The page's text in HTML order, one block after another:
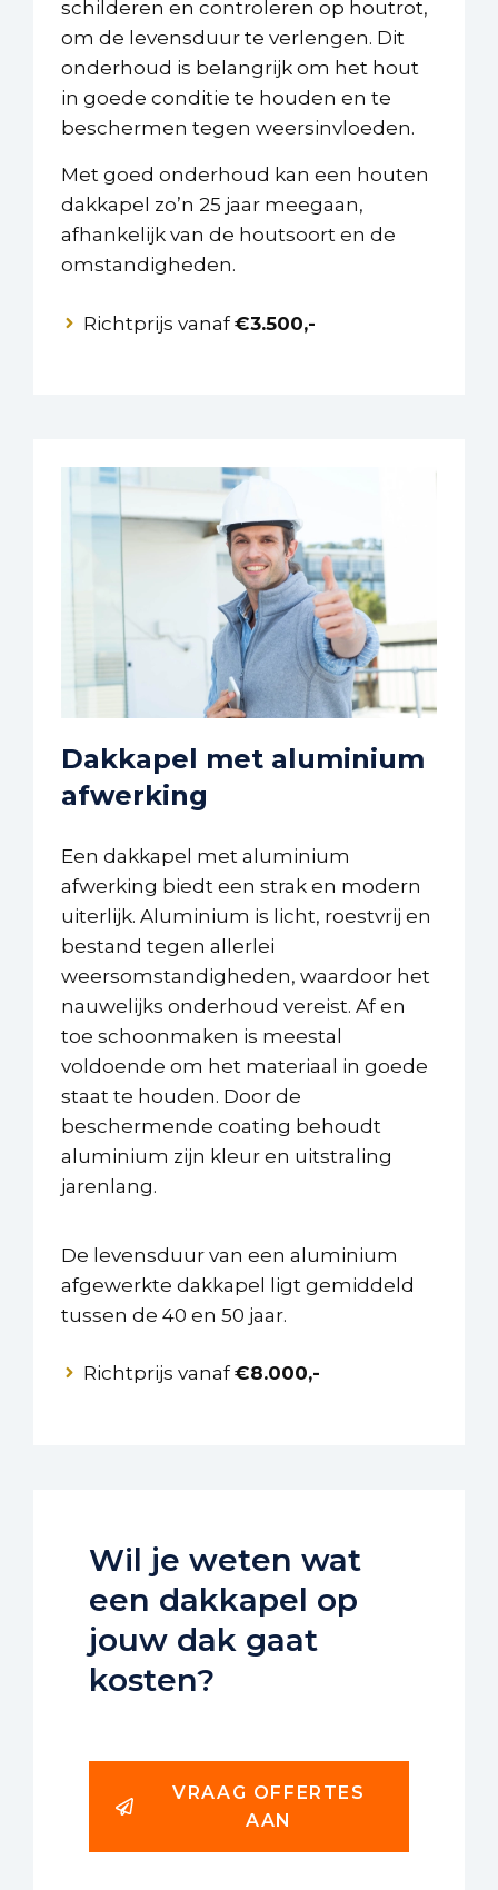
schilderen en controleren op houtrot,
om de levensduur te verlengen. Dit
onderhoud is belangrijk om het hout
in goede conditie te houden en te
beschermen tegen weersinvloeden.
Met goed onderhoud kan een houten
dakkapel zo’n 25 jaar meegaan,
afhankelijk van de houtsoort en de
omstandigheden.
Richtprijs vanaf€3.500,-
Dakkapel met aluminium
afwerking
Een dakkapel met aluminium
afwerking biedt een strak en modern
uiterlijk. Aluminium is licht, roestvrij en
bestand tegen allerlei
weersomstandigheden, waardoor het
nauwelijks onderhoud vereist. Af en
toe schoonmaken is meestal
voldoende om het materiaal in goede
staat te houden. Door de
beschermende coating behoudt
aluminium zijn kleur en uitstraling
jarenlang.
De levensduur van een aluminium
afgewerkte dakkapel ligt gemiddeld
tussen de 40 en 50 jaar.
Richtprijs vanaf€8.000,-
Wil je weten wat
een dakkapel op
jouw dak gaat
kosten?
VRAAG OFFERTES
AAN